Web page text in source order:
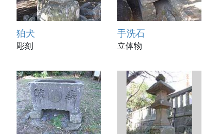
狛犬
彫刻
手洗石
立体物